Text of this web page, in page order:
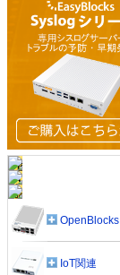
OpenBlocks
IoT関連